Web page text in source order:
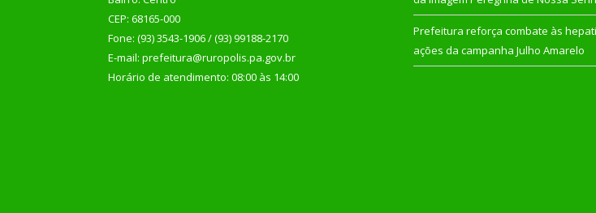
CEP: 68165-000
Fone: (93) 3543-1906 / (93) 99188-2170
E-mail: prefeitura@ruropolis.pa.gov.br
Horário de atendimento: 08:00 às 14:00
Prefeitura reforça combate às
ações da campanha Julho Amarelo